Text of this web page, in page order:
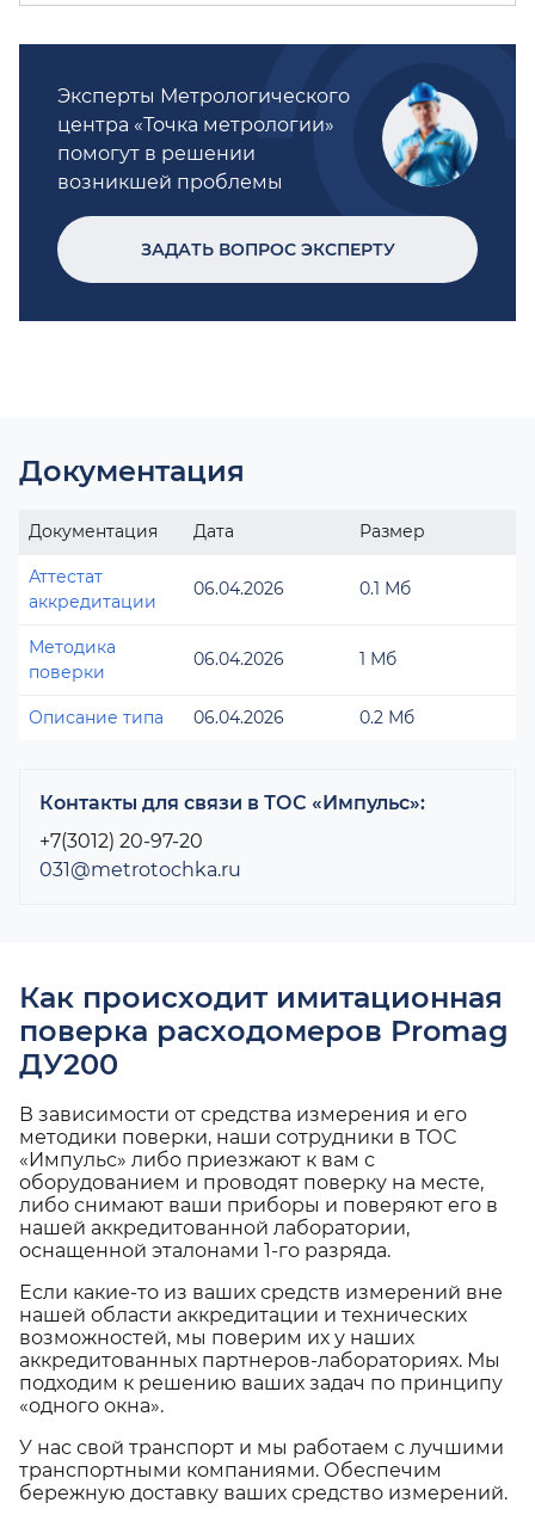
Эксперты Метрологического
центра «Точка метрологии»
помогут в решении
возникшей проблемы
ЗАДАТЬ ВОПРОС ЭКСПЕРТУ
Документация
Документация Дата Размер
Аттестат
аккредитации
06.04.2026 0.1 Мб
Методика
поверки
06.04.2026 1 Мб
Описание типа 06.04.2026 0.2 Мб
Контакты для связи в ТОС «Импульс»:
+7(3012) 20-97-20
031@metrotochka.ru
Как происходит имитационная
поверка расходомеров Promag
ДУ200
В зависимости от средства измерения и его
методики поверки, наши сотрудники в ТОС
«Импульс» либо приезжают к вам с
оборудованием и проводят поверку на месте,
либо снимают ваши приборы и поверяют его в
нашей аккредитованной лаборатории,
оснащенной эталонами 1-го разряда.
Если какие-то из ваших средств измерений вне
нашей области аккредитации и технических
возможностей, мы поверим их у наших
аккредитованных партнеров-лабораториях. Мы
подходим к решению ваших задач по принципу
«одного окна».
У нас свой транспорт и мы работаем с лучшими
транспортными компаниями. Обеспечим
бережную доставку ваших средство измерений.